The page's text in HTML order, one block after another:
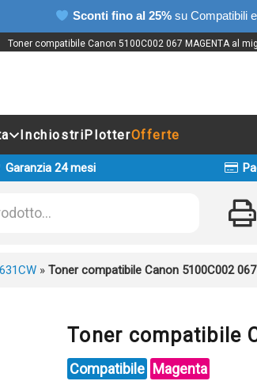
Sconti fino al 25% su Compatibili
Toner compatibile Canon 5100C002 067 MAGENTA al
InchiostriPlotterOfferte
Garanzia 24 mesi
» Toner compatibile Canon 5100C002
Toner compatibile
Compatibile Magenta